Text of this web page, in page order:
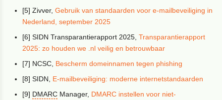
[5] Zivver,Gebruik van standaarden voor e-mailbeveiliging in
Nederland, september 2025
[6] SIDN Transparantierapport 2025,Transparantierapport
2025: zo houden we .nl veilig en betrouwbaar
[7] NCSC, Bescherm domeinnamen tegen phishing
[8] SIDN, E-mailbeveiliging: moderne internetstandaarden
[9] DMARC Manager, DMARC instellen voor niet-